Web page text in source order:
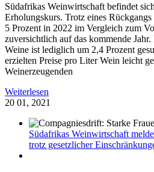
Südafrikas Weinwirtschaft befindet
Erholungskurs. Trotz eines
5 Prozent in 2022 im Vergleich zum
zuversichtlich auf das kommende
Weine ist lediglich um 2,4 Prozent
erzielten Preise pro Liter Wein leicht
Weinerzeugenden
Weiterlesen
20 01, 2021
Südafrikas Weinwirtschaft
trotz gesetzlicher